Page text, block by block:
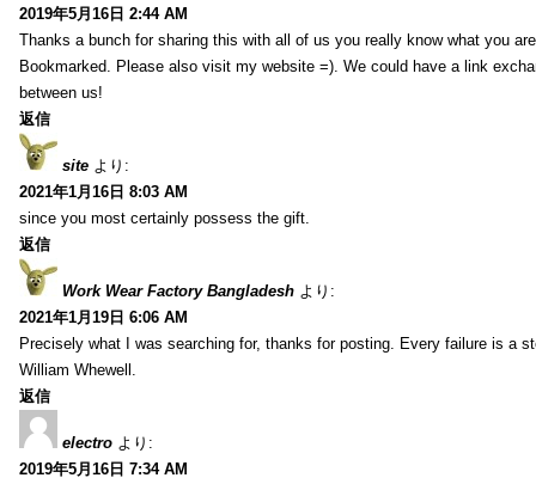
2019年5月16日 2:44 AM
Thanks a bunch for sharing this with all of us you really know what you
Bookmarked. Please also visit my website =). We could have a link
between us!
返信
site より:
2021年1月16日 8:03 AM
since you most certainly possess the gift.
返信
Work Wear Factory Bangladesh より:
2021年1月19日 6:06 AM
Precisely what I was searching for, thanks for posting. Every failure is a
William Whewell.
返信
electro より:
2019年5月16日 7:34 AM